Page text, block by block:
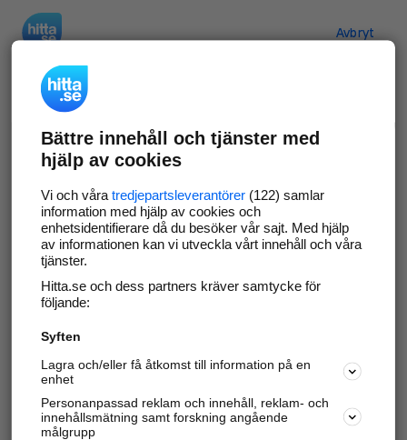
Avbryt
Verifiera ditt företag
Gör som 69 569företag
företagssida på hitta.se och syns bättre mot
kunder i ditt närområde. Helt kostnadsfritt.
Uppdatera din företagsinformation
Svara på och hantera dina omdömen
Har du redan verifierat ditt företag? Logga in
Bättre innehåll och tjänster med
hjälp av cookies
Vi och våra tredjepartsleverantörer(122) samlar
information med hjälp av cookies och
enhetsidentifierare då du besöker vår sajt. Med hjälp
av informationen kan vi utveckla vårt innehåll och våra
tjänster.
Hitta.se och dess partners kräver samtycke för
följande:
Syften
Lagra och/eller få åtkomst till information på en
enhet
Personanpassad reklam och innehåll, reklam- och
innehållsmätning samt forskning angående
målgrupp